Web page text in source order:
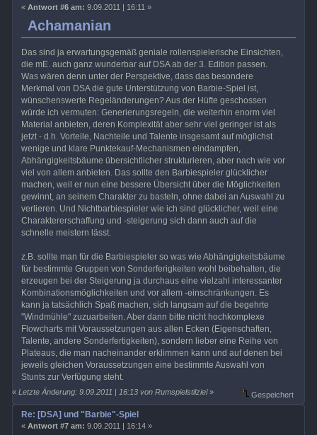
Achamanian
« Antwort #6 am: 9.09.2011 | 16:11 »
Das sind ja erwartungsgemäß geniale rollenspielerische Einsichten,
die mE. auch ganz wunderbar auf DSA ab der 3. Edition passen.
Was wären denn unter der Perspektive, dass das besondere
Merkmal von DSA die gute Unterstützung von Barbie-Spiel ist,
wünschenswerte Regeländerungen? Aus der Hüfte geschossen
würde ich vermuten: Generierungsregeln, die weiterhin enorm viel
Material anbieten, deren Komplexität aber sehr viel geringer ist als
jetzt - d.h. Vorteile, Nachteile und Talente insgesamt auf möglichst
wenige und klare Punktekauf-Mechanismen eindampfen,
Abhängigkeitsbäume übersichtlicher strukturieren, aber nach wie vor
viel von allem anbieten. Das sollte den Barbiespieler glücklicher
machen, weil er nun eine bessere Übersicht über die Möglichkeiten
gewinnt, an seinem Charakter zu basteln, ohne dabei an Auswahl zu
verlieren. Und Nichtbarbiespieler wie ich sind glücklicher, weil eine
Charaktererschaffung und -steigerung sich dann auch auf die
schnelle meistern lässt.
z.B. sollte man für die Barbiespieler so was wie Abhängigkeitsbäume
für bestimmte Gruppen von Sonderferigkeiten wohl beibehalten, die
erzeugen bei der Steigerung ja durchaus eine vielzahl interessanter
Kombinationsmöglichkeiten und vor allem -einschränkungen. Es
kann ja tatsächlich Spaß machen, sich langsam auf die begehrte
"Windmühle" zuzuarbeiten. Aber dann bitte nicht hochkomplexe
Flowcharts mit Voraussetzungen aus allen Ecken (Eigenschaften,
Talente, andere Sonderfertigkeiten), sondern lieber eine Reihe von
Plateaus, die man nacheinander erklimmen kann und auf denen bei
jeweils gleichen Voraussetzungen eine bestimmte Auswahl von
Stunts zur Verfügung steht.
«Letzte Änderung: 9.09.2011 | 16:13 von Rumspielstilziel» Gespeichert
Re: [DSA] und "Barbie"-Spiel
« Antwort #7 am: 9.09.2011 | 16:14 »